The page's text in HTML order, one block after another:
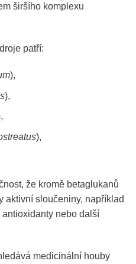
širšího komplexu
patří:
),
),
),
že kromě betaglukanů
aktivní sloučeniny, například
antioxidanty nebo další
medicinální houby